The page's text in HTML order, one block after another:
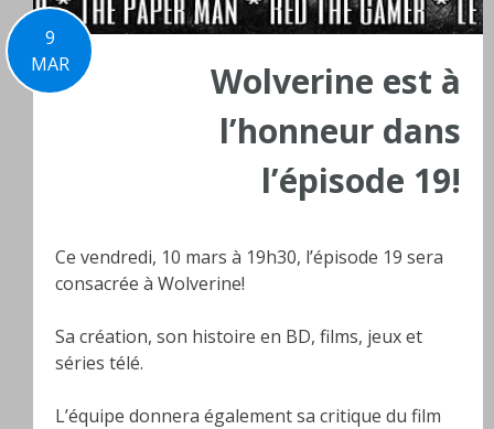
9
MAR
Wolverine est à
l’honneur dans
l’épisode 19!
Ce vendredi, 10 mars à 19h30, l’épisode 19 sera
consacrée à Wolverine!
Sa création, son histoire en BD, films, jeux et
séries télé.
L’équipe donnera également sa critique du film